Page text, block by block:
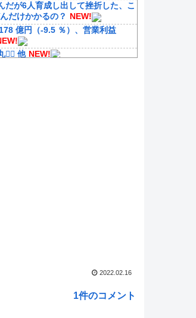
だが6人育成し出して挫折した、こ
だけかかるの？ NEW!
億円（-9.5 ％）、営業利益
👯‍♀️ 他 NEW!
2022.02.16
1件のコメント